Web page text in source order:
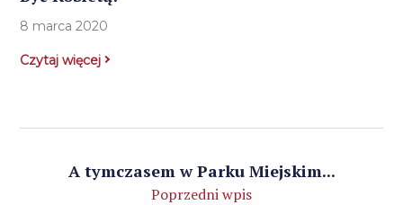
8 marca 2020
Czytaj więcej
A tymczasem w Parku Miejskim...
Poprzedni wpis